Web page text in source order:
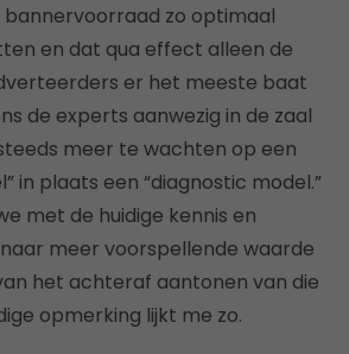
bannervoorraad zo optimaal
en dat qua effect alleen de
er het meeste baat
de experts aanwezig in de zaal
meer te wachten op een
in plaats een “diagnostic model.”
met de huidige kennis en
meer voorspellende waarde
het achteraf aantonen van die
opmerking lijkt me zo.